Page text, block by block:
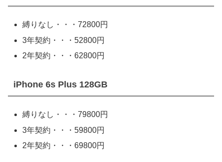
縛りなし・・・72800円
3年契約・・・52800円
2年契約・・・62800円
iPhone 6s Plus 128GB
縛りなし・・・79800円
3年契約・・・59800円
2年契約・・・69800円